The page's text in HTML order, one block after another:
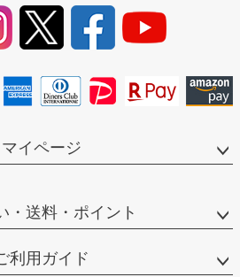
マイページ
・送料・ポイント
利用ガイド